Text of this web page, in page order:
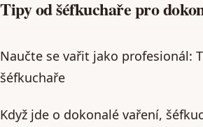
Tipy od šéfkuchaře pro
Naučte se vařit jako profesionál:
šéfkuchaře
Když jde o dokonalé vaření,